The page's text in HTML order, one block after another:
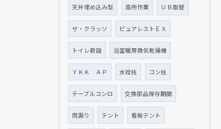
天井埋め込み型 高所作業 ＵＢ取替
ザ・クラッソ ピュアレストＥＸ
トイレ新設 浴室暖房換気乾燥機
ＹＫＫ ＡＰ 水栓柱 コン柱
テーブルコンロ 交換部品保存期間
雨漏り テント 看板テント